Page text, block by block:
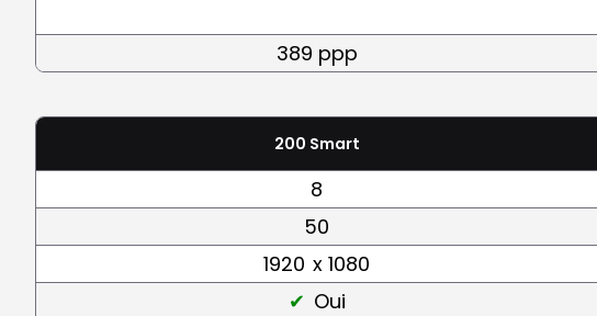
389 ppp
200 Smart
8
50
1920 x 1080
Oui